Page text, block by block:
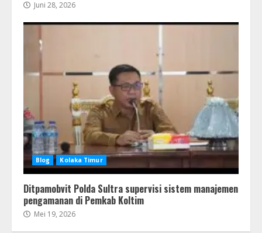
Juni 28, 2026
Blog Kolaka Timur
Ditpamobvit Polda Sultra supervisi sistem manajemen
pengamanan di Pemkab Koltim
Mei 19, 2026